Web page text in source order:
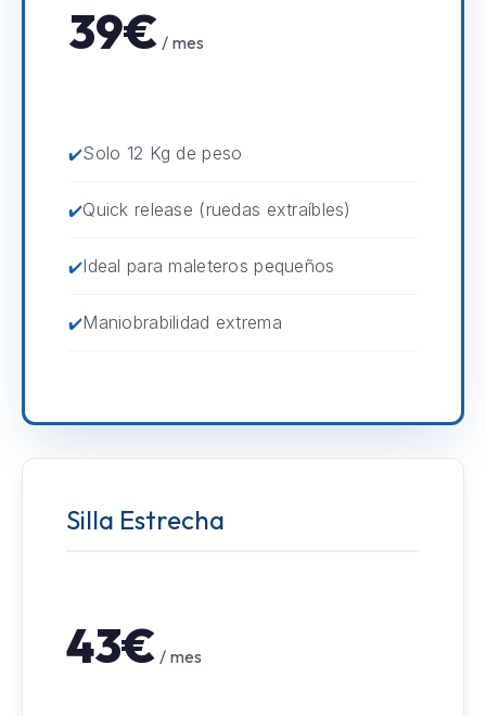
39€ / mes
Solo 12 Kg de peso
Quick release (ruedas extraíbles)
Ideal para maleteros pequeños
Maniobrabilidad extrema
Silla Estrecha
43€ / mes